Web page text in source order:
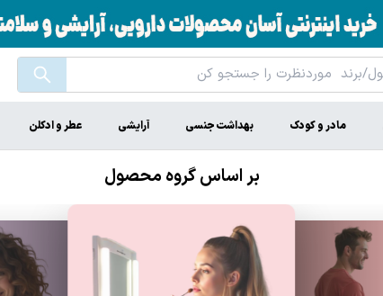
مادر و کودک بهداشت جنسی آرایشی عطر و ادکلن
بر اساس گروه محصول